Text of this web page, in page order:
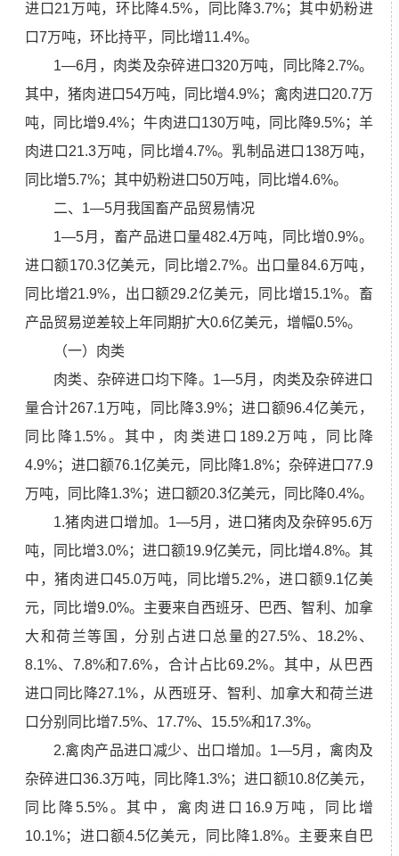
进口21万吨，环比降4.5%，同比降3.7%；其中奶粉进
口7万吨，环比持平，同比增11.4%。
1—6月，肉类及杂碎进口320万吨，同比降2.7%。
其中，猪肉进口54万吨，同比增4.9%；禽肉进口20.7万
吨，同比增9.4%；牛肉进口130万吨，同比降9.5%；羊
肉进口21.3万吨，同比增4.7%。乳制品进口138万吨，
同比增5.7%；其中奶粉进口50万吨，同比增4.6%。
二、1—5月我国畜产品贸易情况
1—5月，畜产品进口量482.4万吨，同比增0.9%。
进口额170.3亿美元，同比增2.7%。出口量84.6万吨，
同比增21.9%，出口额29.2亿美元，同比增15.1%。畜
产品贸易逆差较上年同期扩大0.6亿美元，增幅0.5%。
（一）肉类
肉类、杂碎进口均下降。1—5月，肉类及杂碎进口
量合计267.1万吨，同比降3.9%；进口额96.4亿美元，
同比降1.5%。其中，肉类进口189.2万吨，同比降
4.9%；进口额76.1亿美元，同比降1.8%；杂碎进口77.9
万吨，同比降1.3%；进口额20.3亿美元，同比降0.4%。
1.猪肉进口增加。1—5月，进口猪肉及杂碎95.6万
吨，同比增3.0%；进口额19.9亿美元，同比增4.8%。其
中，猪肉进口45.0万吨，同比增5.2%，进口额9.1亿美
元，同比增9.0%。主要来自西班牙、巴西、智利、加拿
大和荷兰等国，分别占进口总量的27.5%、18.2%、
8.1%、7.8%和7.6%，合计占比69.2%。其中，从巴西
进口同比降27.1%，从西班牙、智利、加拿大和荷兰进
口分别同比增7.5%、17.7%、15.5%和17.3%。
2.禽肉产品进口减少、出口增加。1—5月，禽肉及
杂碎进口36.3万吨，同比降1.3%；进口额10.8亿美元，
同比降5.5%。其中，禽肉进口16.9万吨，同比增
10.1%；进口额4.5亿美元，同比降1.8%。主要来自巴